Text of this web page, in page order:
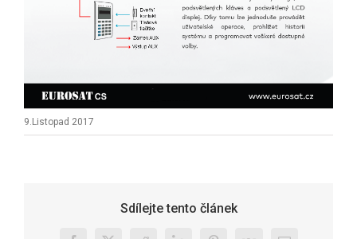
9.Listopad 2017
Sdílejte tento článek